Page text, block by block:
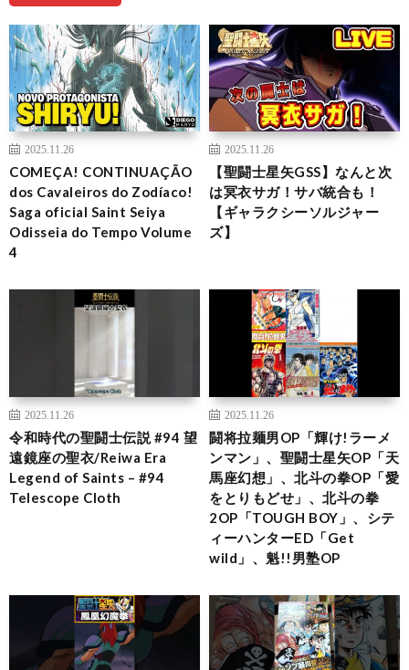
2025.11.26
COMEÇA! CONTINUAÇÃO
dos Cavaleiros do Zodíaco!
Saga oficial Saint Seiya
Odisseia do Tempo Volume
4
2025.11.26
【聖闘士星矢GSS】なんと次
は冥衣サガ！サバ統合も！
【ギャラクシーソルジャー
ズ】
2025.11.26
令和時代の聖闘士伝説 #94 望
遠鏡座の聖衣/Reiwa Era
Legend of Saints – #94
Telescope Cloth
2025.11.26
闘将拉麺男OP「輝け!ラーメ
ンマン」、聖闘士星矢OP「天
馬座幻想」、北斗の拳OP「愛
をとりもどせ」、北斗の拳
2OP「TOUGH BOY」、シテ
ィーハンターED「Get
wild」、魁!!男塾OP